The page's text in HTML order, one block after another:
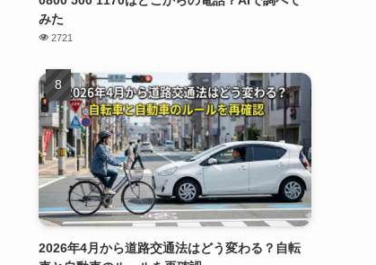
みた
2721
2026年4月から道路交通法はどう変わる？自転